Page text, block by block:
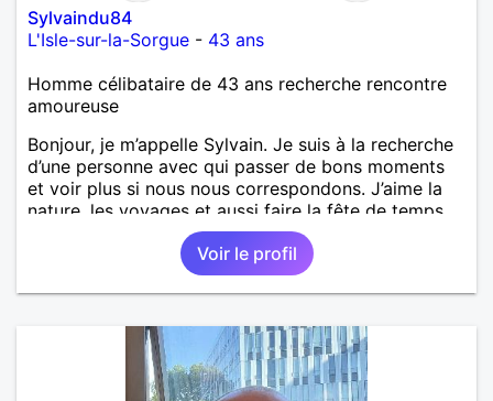
Sylvaindu84
L'Isle-sur-la-Sorgue - 43 ans
Homme célibataire de 43 ans recherche rencontre
amoureuse
Bonjour, je m’appelle Sylvain. Je suis à la recherche
d’une personne avec qui passer de bons moments
et voir plus si nous nous correspondons. J’aime la
nature, les voyages et aussi faire la fête de temps
en temps ;-)Je suis papa d’un petit garçon de 7 ans
dont je m’occupe en garde alternée. J’aime à peu
près tous les styles de musique. (Oui je suis pas
trop fan de Jul). Je fais du sport pour garder la
pense en tout cas 😂)
Voir le profil